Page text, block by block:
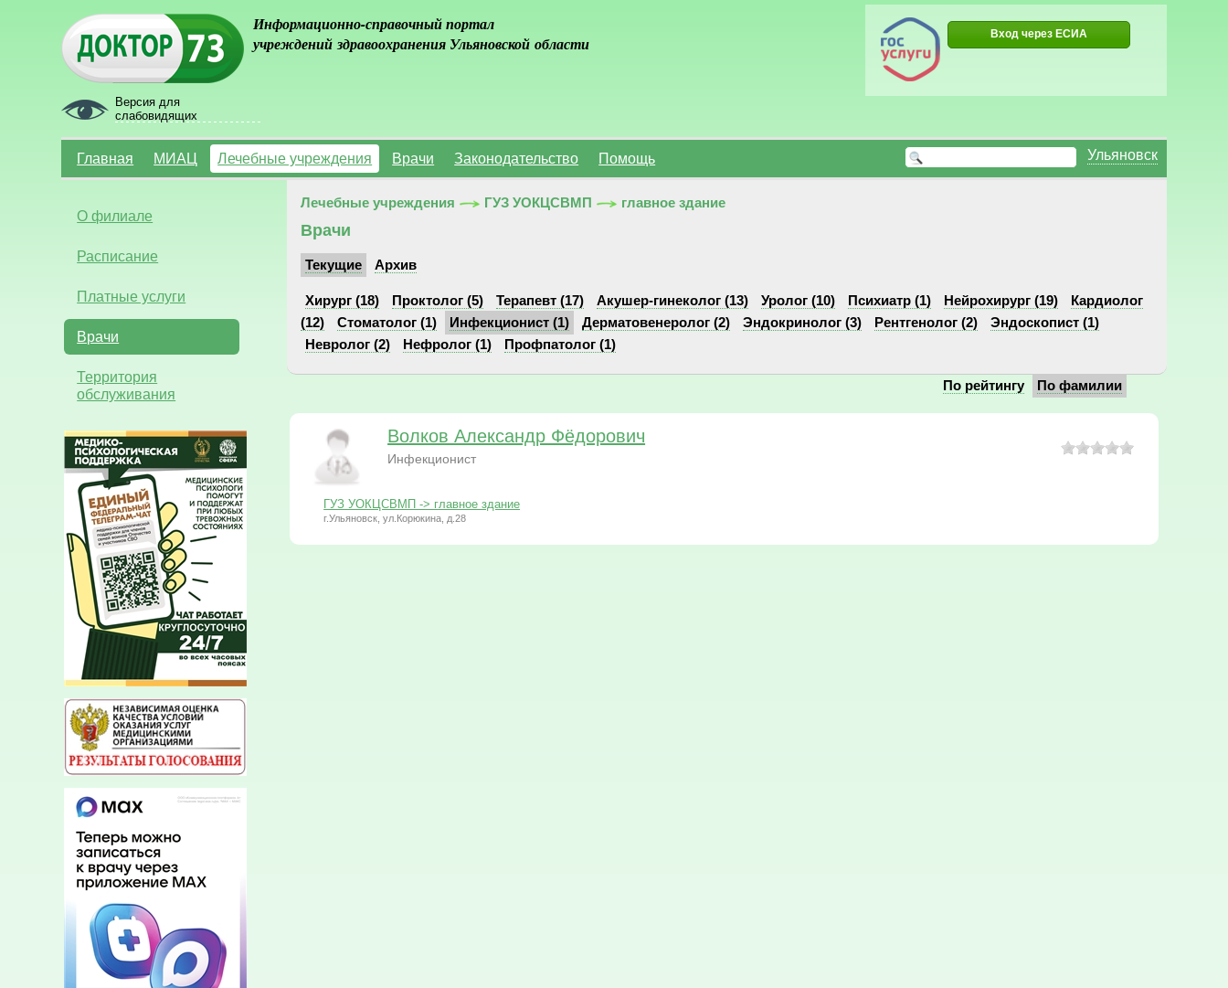
Версия для
слабовидящих
Информационно-справочный портал
учреждений здравоохранения Ульяновской области
Вход через ЕСИА
Ульяновск
Главная МИАЦ Лечебные учреждения Врачи Законодательство Помощь
О филиале
Расписание
Платные услуги
Врачи
Территория
обслуживания
Лечебные учреждения ГУЗ УОКЦСВМП главное здание
Врачи
Текущие Архив
Хирург (18) Проктолог (5) Терапевт (17) Акушер-гинеколог (13) Уролог (10) Психиатр (1) Нейрохирург (19)
Кардиолог
(12)
Стоматолог (1) Инфекционист (1) Дерматовенеролог (2) Эндокринолог (3) Рентгенолог (2)
Эндоскопист (1)
Невролог (2)
Нефролог (1) Профпатолог (1)
По рейтингу По фамилии
Волков Александр Фёдорович
Инфекционист
ГУЗ УОКЦСВМП -> главное здание
г.Ульяновск, ул.Корюкина, д.28